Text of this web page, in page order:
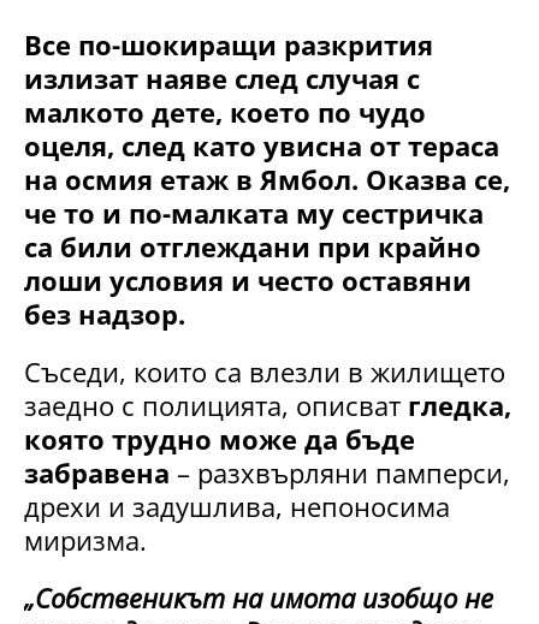
Все по-шокиращи разкрития
излизат наяве след случая с
малкото дете, което по чудо
оцеля, след като увисна от тераса
на осмия етаж в Ямбол. Оказва се,
че то и по-малката му сестричка
са били отглеждани при крайно
лоши условия и често оставяни
без надзор.
Съседи, които са влезли в жилището
заедно с полицията, описват гледка,
която трудно може да бъде
забравена – разхвърляни памперси,
дрехи и задушлива, непоносима
миризма.
„Собственикът на имота изобщо не